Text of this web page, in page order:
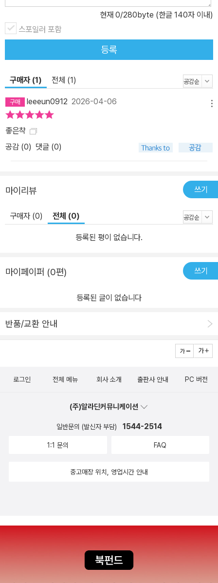
현재 0/280byte (한글 140자 이내)
스포일러 포함
등록
구매자 (1) 전체 (1)
leeeun0912 2026-04-06
좋은챡
공감 (0) 댓글 (0)
마이리뷰 쓰기
구매자 (0) 전체 (0)
등록된 평이 없습니다.
마이페이퍼 (0편) 쓰기
등록된 글이 없습니다
반품/교환 안내
로그인 전체 메뉴 회사 소개 출판사 안내 PC 버전
(주)알라딘커뮤니케이션
일반문의 (발신자 부담) 1544-2514
1:1 문의 FAQ
중고매장 위치, 영업시간 안내